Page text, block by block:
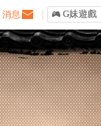
消息 󰀷 G妹遊戲